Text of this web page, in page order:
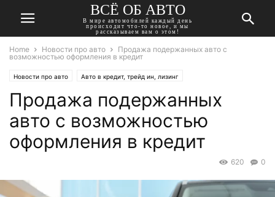
ВСЁ ОБ АВТО
В мире автомобилей каждый день
происходит что-то новое, и мы
рассказываем вам о этом!
Home Новости про авто
Продажа подержанных авто с
возможностью оформления в кредит
Новости про авто Авто в кредит, трейд ин, лизинг
Продажа подержанных
авто с возможностью
оформления в кредит
0
620